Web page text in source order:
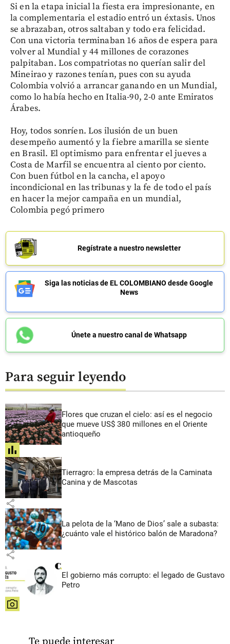
Si en la etapa inicial la fiesta era impresionante, en
la complementaria el estadio entró un éxtasis. Unos
se abrazaban, otros saltaban y todo era felicidad.
Con una victoria terminaban 16 años de espera para
volver al Mundial y 44 millones de corazones
palpitaban. Los compatriotas no querían salir del
Mineirao y razones tenían, pues con su ayuda
Colombia volvió a arrancar ganando en un Mundial,
como lo había hecho en Italia-90, 2-0 ante Emiratos
Árabes.
Hoy, todos sonríen. Los ilusión de un buen
desempeño aumentó y la fiebre amarilla se siente
en Brasil. El optimismo para enfrentar el jueves a
Costa de Marfil se encuentra al ciento por ciento.
Con buen fútbol en la cancha, el apoyo
incondicional en las tribunas y la fe de todo el país
en hacer la mejor campaña en un mundial,
Colombia pegó primero
Regístrate a nuestro newsletter
Siga las noticias de EL COLOMBIANO desde Google
News
Únete a nuestro canal de Whatsapp
Para seguir leyendo
Flores que cruzan el cielo: así es el negocio
que mueve US$ 380 millones en el Oriente
antioqueño
share
Tierragro: la empresa detrás de la Caminata
Canina y de Mascotas
share
La pelota de la ‘Mano de Dios’ sale a subasta:
¿cuánto vale el histórico balón de Maradona?
share
El gobierno más corrupto: el legado de Gustavo
Petro
share